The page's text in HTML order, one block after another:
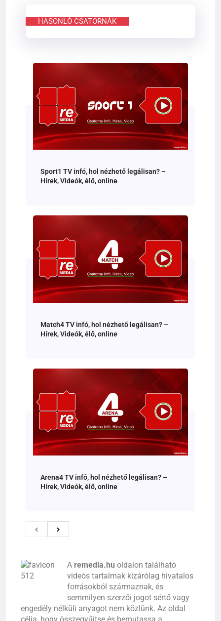
HASONLÓ CSATORNÁK
Sport1 TV infó, hol nézhető legálisan? –
Hírek, Videók, élő, online
Match4 TV infó, hol nézhető legálisan? –
Hírek, Videók, élő, online
Arena4 TV infó, hol nézhető legálisan? –
Hírek, Videók, élő, online
A remedia.hu oldalon található
videós tartalmak kizárólag hivatalos
forrásokból származnak, és
semmilyen szerzői jogot sértő vagy
engedély nélküli anyagot nem közlünk. Az oldal